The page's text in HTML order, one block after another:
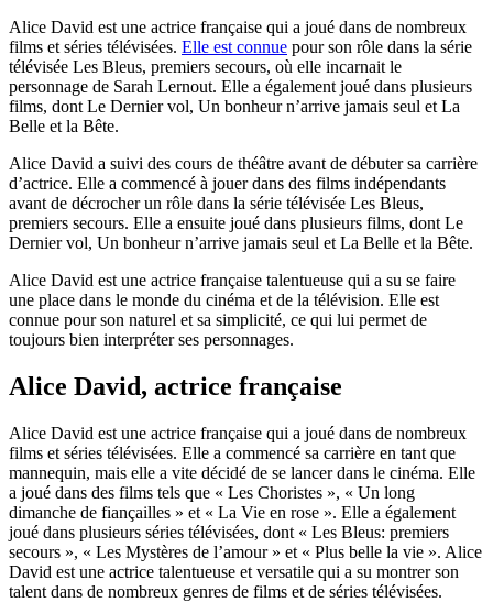
Alice David est une actrice française qui a joué dans de nombreux
films et séries télévisées. Elle est connue pour son rôle dans la série
télévisée Les Bleus, premiers secours, où elle incarnait le
personnage de Sarah Lernout. Elle a également joué dans plusieurs
films, dont Le Dernier vol, Un bonheur n’arrive jamais seul et La
Belle et la Bête.
Alice David a suivi des cours de théâtre avant de débuter sa carrière
d’actrice. Elle a commencé à jouer dans des films indépendants
avant de décrocher un rôle dans la série télévisée Les Bleus,
premiers secours. Elle a ensuite joué dans plusieurs films, dont Le
Dernier vol, Un bonheur n’arrive jamais seul et La Belle et la Bête.
Alice David est une actrice française talentueuse qui a su se faire
une place dans le monde du cinéma et de la télévision. Elle est
connue pour son naturel et sa simplicité, ce qui lui permet de
toujours bien interpréter ses personnages.
Alice David, actrice française
Alice David est une actrice française qui a joué dans de nombreux
films et séries télévisées. Elle a commencé sa carrière en tant que
mannequin, mais elle a vite décidé de se lancer dans le cinéma. Elle
a joué dans des films tels que « Les Choristes », « Un long
dimanche de fiançailles » et « La Vie en rose ». Elle a également
joué dans plusieurs séries télévisées, dont « Les Bleus: premiers
secours », « Les Mystères de l’amour » et « Plus belle la vie ». Alice
David est une actrice talentueuse et versatile qui a su montrer son
talent dans de nombreux genres de films et de séries télévisées.